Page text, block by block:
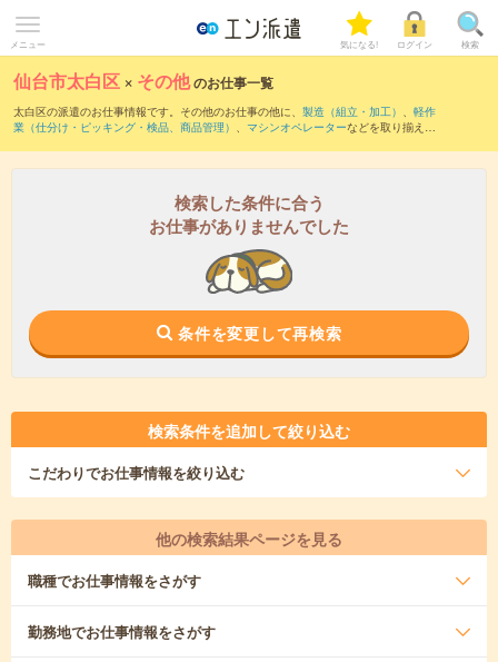
メニュー 気になる! ログイン 検索
仙台市太白区 × その他のお仕事一覧
太白区の派遣のお仕事情報です。その他のお仕事の他に、 製造（組立・加工） 、 軽作
業（仕分け・ピッキング・検品、商品管理） 、 マシンオペレーターなどを取り揃えて
検索した条件に合う
お仕事がありませんでした
条件を変更して再検索
検索条件を追加して絞り込む
こだわりでお仕事情報を絞り込む
他の検索結果ページを見る
職種でお仕事情報をさがす
勤務地でお仕事情報をさがす